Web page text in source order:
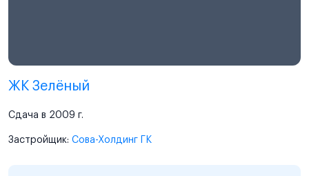
ЖК Зелёный
Сдача в 2009 г.
Застройщик: Сова-Холдинг ГК